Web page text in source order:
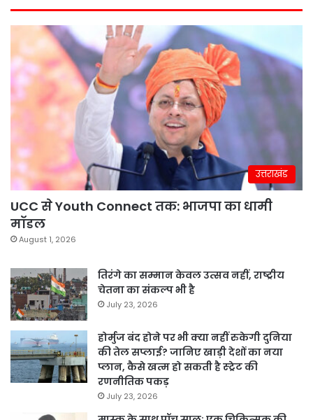
उत्तराखंड
UCC से Youth Connect तक: भाजपा का धामी
मॉडल
August 1, 2026
तिरंगे का सम्मान केवल उत्सव नहीं, राष्ट्रीय
चेतना का संकल्प भी है
July 23, 2026
होर्मुज बंद होने पर भी क्या नहीं रुकेगी दुनिया
की तेल सप्लाई? जानिए खाड़ी देशों का नया
प्लान, कैसे खत्म हो सकती है स्ट्रेट की
रणनीतिक पकड़
July 23, 2026